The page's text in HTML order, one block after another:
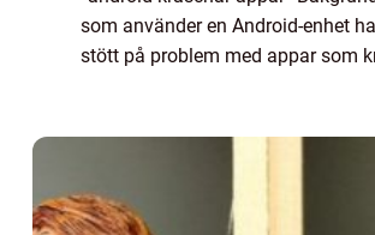
som använder en Android-enhet
stött på problem med appar som